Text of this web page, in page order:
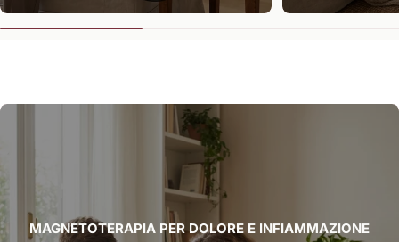
MAGNETOTERAPIA PER DOLORE E INFIAMMAZIONE